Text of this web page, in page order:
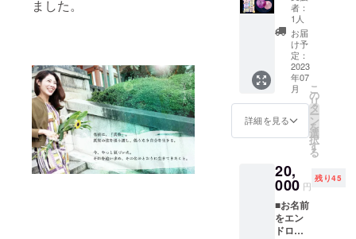
ました。
MTA2M
2Y= チ
ケット
の有効
限:2023
年7/31
まで。
りしま
す。 講
師 プロ
ダン
サー 社
交ダン
サー
TAKER
U
https://i
nstagra
takeru3
939z?
igshid=
YmMy
MTA2M
2Y=
室は午
後の時
間の開
催とな
りま
す。ク
ラファ
ン終了
数が決
定した
年2月に
追って
ご返信
し、日
程と詳
細連絡
ム、
THCフ
リー 非
遺伝子
組み換
え、無
添加、
無着
ルテン
フ
ガン仕
様、 一
本あた
りの
CBD保
ます。
いる存
たがお
腹の中
にいた
頃に お
母さん
が住ん
でいた
住所か
への
メッ
セージ
をお伝
えいた
します
→Zoom
90分 ☆
内容→
月星
座、ハ
ウス、
キロン
☆月星
座絵本
+棚卸し
鑑定書
付き (○
キャラ
出来て
るかプ
チ解説
付き) ～
月を癒
者：
1人
お届
け予
定：
2023
年07
月
詳細を見る
こ
の
リ
タ
ー
ン
を
選
択
す
る
20,
000 円
残り45
■お名前
をエン
ドロー